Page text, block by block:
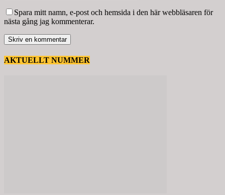
Spara mitt namn, e-post och hemsida i den här webbläsaren för
nästa gång jag kommenterar.
AKTUELLT NUMMER